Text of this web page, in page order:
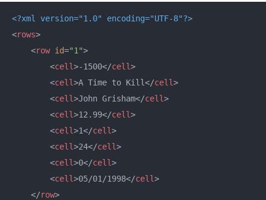
<?xml version="1.0" encoding="UTF-8"?>
<rows>
<row id="1">
<cell>-1500</cell>
<cell>A Time to Kill</cell>
<cell>John Grisham</cell>
<cell>12.99</cell>
<cell>1</cell>
<cell>24</cell>
<cell>0</cell>
<cell>05/01/1998</cell>
</row>